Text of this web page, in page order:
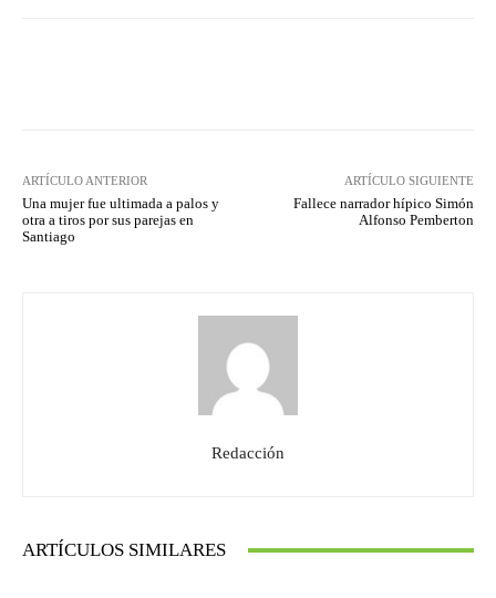
ARTÍCULO ANTERIOR
Una mujer fue ultimada a palos y
otra a tiros por sus parejas en
Santiago
ARTÍCULO SIGUIENTE
Fallece narrador hípico Simón
Alfonso Pemberton
Redacción
ARTÍCULOS SIMILARES